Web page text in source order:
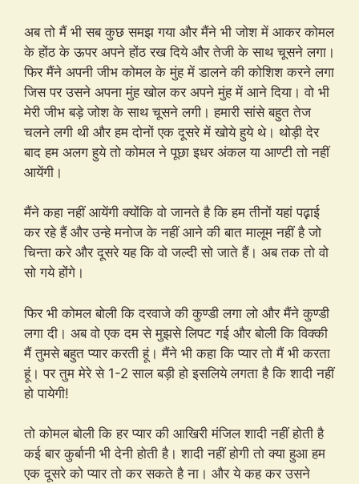
अब तो मैं भी सब कुछ समझ गया और मैंने भी जोश में आकर कोमल
के होंठ के ऊपर अपने होंठ रख दिये और तेजी के साथ चूसने लगा।
फिर मैंने अपनी जीभ कोमल के मुंह में डालने की कोशिश करने लगा
जिस पर उसने अपना मुंह खोल कर अपने मुंह में आने दिया। वो भी
मेरी जीभ बड़े जोश के साथ चूसने लगी। हमारी सांसे बहुत तेज
चलने लगी थी और हम दोनों एक दूसरे में खोये हुये थे। थोड़ी देर
बाद हम अलग हुये तो कोमल ने पूछा इधर अंकल या आण्टी तो नहीं
आयेंगी।
मैंने कहा नहीं आयेंगी क्योंकि वो जानते है कि हम तीनों यहां पढ़़ाई
कर रहे हैं और उन्हे मनोज के नहीं आने की बात मालूम नहीं है जो
चिन्ता करे और दूसरे यह कि वो जल्दी सो जाते हैं। अब तक तो वो
सो गये होंगे।
फिर भी कोमल बोली कि दरवाजे की कुण्डी लगा लो और मैंने कुण्डी
लगा दी। अब वो एक दम से मुझसे लिपट गई और बोली कि विक्की
मैं तुमसे बहुत प्यार करती हूं। मैंने भी कहा कि प्यार तो मैं भी करता
हूं। पर तुम मेरे से 1-2 साल बड़ी हो इसलिये लगता है कि शादी नहीं
हो पायेगी!
तो कोमल बोली कि हर प्यार की आखिरी मंजिल शादी नहीं होती है
कई बार कुर्बानी भी देनी होती है। शादी नहीं होगी तो क्या हुआ हम
एक दूसरे को प्यार तो कर सकते है ना। और ये कह कर उसने